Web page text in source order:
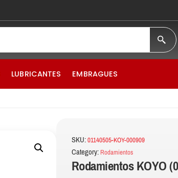
LUBRICANTES EMBRAGUES
SKU:01140505-KOY-000909
Category: Rodamientos
Rodamientos KOYO